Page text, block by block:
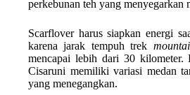
perkebunan teh yang menyegarkan
Scarflover harus siapkan energi
karena jarak tempuh trek
mencapai lebih dari 30 kilometer.
Cisaruni memiliki variasi medan
yang menegangkan.